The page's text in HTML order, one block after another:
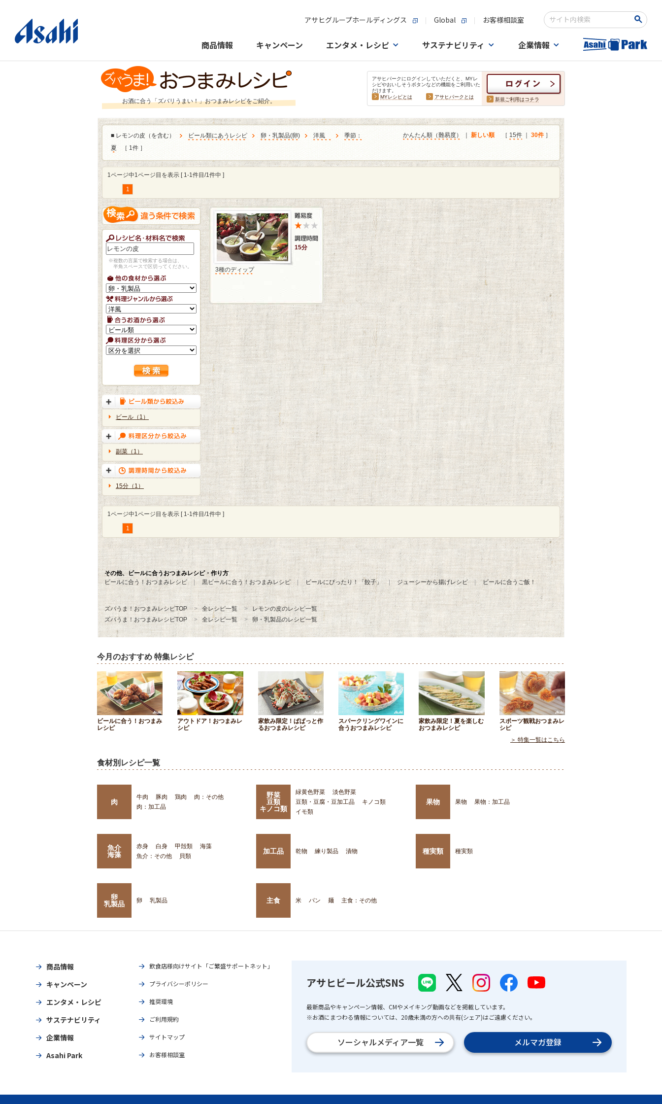
アサヒグループホールディングス Global お客様相談室
検索キーワード入力
商品情報 キャンペーン エンタメ・レシピ サステナビリティ 企業情報
お酒に合う「ズバリうまい！」おつまみレシピをご紹介。
アサヒパークにログインしていただくと、MYレ
シピやおいしそうボタンなどの機能をご利用いた
だけます。
MYレシピとは
アサヒパークとは 新規ご利用はコチラ
■ レモンの皮（を含む） ビール類にあうレシピ 卵・乳製品(卵) 洋風
季節：
夏
［ 1件 ］
かんたん順（難易度） 新しい順 ［ 15件 30件 ］
1ページ中1ページ目を表示 [ 1-1件目/1件中 ]
1
※複数の言葉で検索する場合は、
半角スペースで区切ってください。
ビール（1）
副菜（1）
15分（1）
15分
3種のディップ
1ページ中1ページ目を表示 [ 1-1件目/1件中 ]
1
その他、ビールに合うおつまみレシピ・作り方
ビールに合う！おつまみレシピ
黒ビールに合う！おつまみレシピ ビールにぴったり！「餃子」 ジューシーから揚げレシピ ビールに合うご飯！
ズバうま！おつまみレシピTOP 全レシピ一覧
レモンの皮のレシピ一覧
ズバうま！おつまみレシピTOP
全レシピ一覧 卵・乳製品のレシピ一覧
今月のおすすめ 特集レシピ
ビールに合う！おつまみ
レシピ
アウトドア！おつまみレ
シピ
家飲み限定！ぱぱっと作
るおつまみレシピ
スパークリングワインに
合うおつまみレシピ
家飲み限定！夏を楽しむ
おつまみレシピ
スポーツ観戦おつまみレ
シピ
＞ 特集一覧はこちら
食材別レシピ一覧
肉
牛肉 豚肉 鶏肉
肉：その他
肉：加工品
野菜
豆類
キノコ類
緑黄色野菜
淡色野菜
豆類・豆腐・豆加工品
キノコ類
イモ類
果物 果物 果物：加工品
魚介
海藻
赤身 白身 甲殻類
海藻
魚介：その他
貝類
加工品 乾物 練り製品 漬物 種実類 種実類
卵
乳製品
卵 乳製品 主食 米 パン 麺 主食：その他
商品情報
キャンペーン
エンタメ・レシピ
サステナビリティ
企業情報
Asahi Park
飲食店様向けサイト「ご繁盛サポートネット」
プライバシーポリシー
推奨環境
ご利用規約
サイトマップ
お客様相談室
アサヒビール公式SNS
最新商品やキャンペーン情報、CMやメイキング動画などを掲載しています。
※お酒にまつわる情報については、20歳未満の方への共有(シェア)はご遠慮ください。
ソーシャルメディア一覧 メルマガ登録